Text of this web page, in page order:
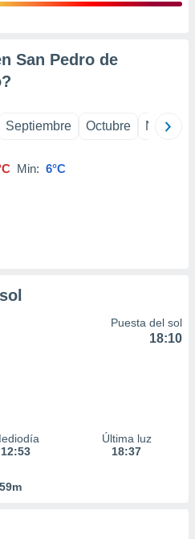
San Pedro de
?
Septiembre Octubre
Min: 6°C
Puesta del sol
18:10
12:53
Última luz
18:37